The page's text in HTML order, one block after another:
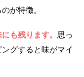
が特徴。
も残ります。 思っ
グすると味がマイ